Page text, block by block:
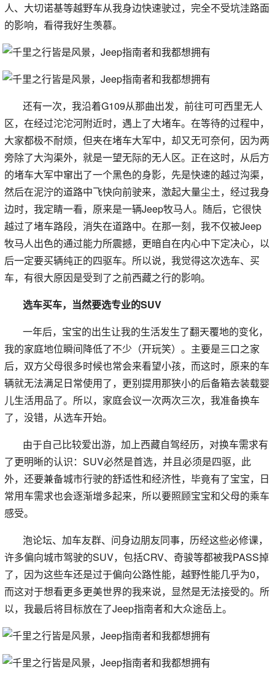
人、大切诺基等越野车从我身边快速驶过，完全不受坑洼路面
的影响，看得我好生羡慕。
还有一次，我沿着G109从那曲出发，前往可可西里无人
区，在经过沱沱河附近时，遇上了大堵车。在等待的过程中，
大家都极不耐烦，但夹在堵车大军中，却又无可奈何，因为两
旁除了大沟渠外，就是一望无际的无人区。正在这时，从后方
的堵车大军中窜出了一个黑色的身影，先是快速的越过沟渠，
然后在泥泞的道路中飞快向前驶来，激起大量尘土，经过我身
边时，我定睛一看，原来是一辆Jeep牧马人。随后，它很快
越过了堵车路段，消失在道路中。在那一刻，我不仅被Jeep
牧马人出色的通过能力所震撼，更暗自在内心中下定决心，以
后一定要买辆纯正的四驱车。所以说，我觉得这次选车、买
车，有很大原因是受到了之前西藏之行的影响。
选车买车，当然要选专业的SUV
一年后，宝宝的出生让我的生活发生了翻天覆地的变化，
我的家庭地位瞬间降低了不少（开玩笑）。主要是三口之家
后，双方父母很多时候也常会来看望小孩，而这时，原来的车
辆就无法满足日常使用了，更别提用那狭小的后备箱去装载婴
儿生活用品了。所以，家庭会议一次两次三次，我准备换车
了，没错，从选车开始。
由于自己比较爱出游，加上西藏自驾经历，对换车需求有
了更明晰的认识：SUV必然是首选，并且必须是四驱，此
外，还要兼备城市行驶的舒适性和经济性，毕竟有了宝宝，日
常用车需求也会逐渐增多起来，所以要照顾宝宝和父母的乘车
感受。
泡论坛、加车友群、问身边朋友同事，历经这些必修课，
许多偏向城市驾驶的SUV，包括CRV、奇骏等都被我PASS掉
了，因为这些车还是过于偏向公路性能，越野性能几乎为0，
而这对于想看更多更美世界的我来说，显然是无法接受的。所
以，我最后将目标放在了Jeep指南者和大众途岳上。